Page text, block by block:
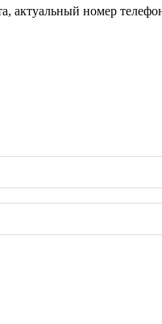
актуальный номер